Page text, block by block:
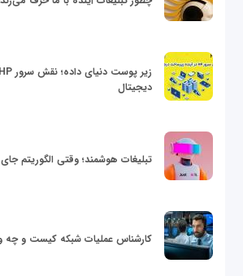
دیجیتال
تبلیغات هوشمند؛ وقتی الگوریتم
کارشناس عملیات شبکه کیست و چه